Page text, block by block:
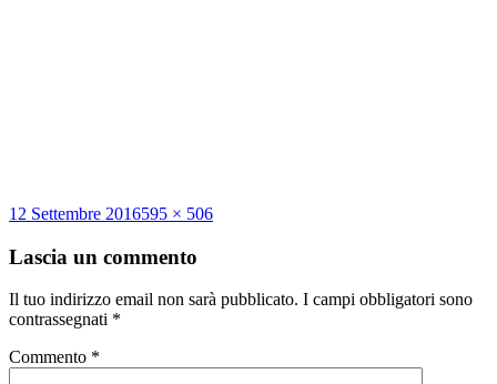
Scritto
12 Settembre 2016Dimensione
595 × 506
Lascia un commento
Il tuo indirizzo email non sarà pubblicato. I campi obbligatori sono
contrassegnati *
Commento *